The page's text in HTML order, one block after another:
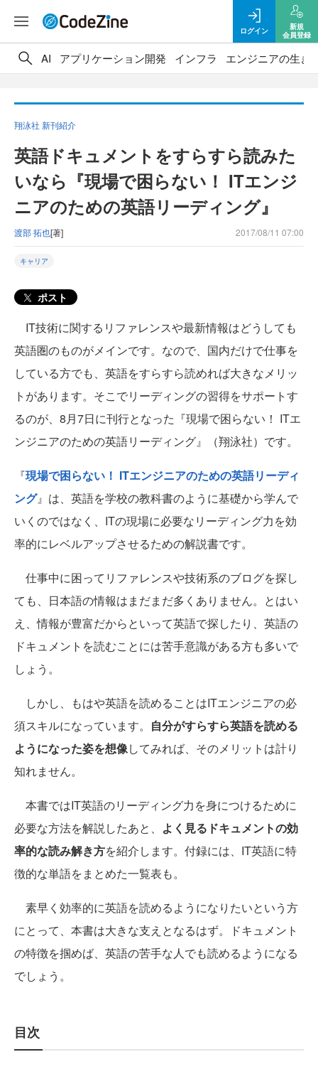
ログイン
新規
会員登録
AI アプリケーション開発 インフラ エンジニアの生き
翔泳社 新刊紹介
英語ドキュメントをすらすら読みた
いなら『現場で困らない！ ITエンジ
ニアのための英語リーディング』
渡部 拓也[著] 2017/08/11 07:00
キャリア
ポスト
IT技術に関するリファレンスや最新情報はどうしても
英語圏のものがメインです。なので、国内だけで仕事を
している方でも、英語をすらすら読めれば大きなメリッ
トがあります。そこでリーディングの習得をサポートす
るのが、8月7日に刊行となった『現場で困らない！ ITエ
ンジニアのための英語リーディング』（翔泳社）です。
『現場で困らない！ ITエンジニアのための英語リーディ
ング』は、英語を学校の教科書のように基礎から学んで
いくのではなく、ITの現場に必要なリーディング力を効
率的にレベルアップさせるための解説書です。
仕事中に困ってリファレンスや技術系のブログを探し
ても、日本語の情報はまだまだ多くありません。とはい
え、情報が豊富だからといって英語で探したり、英語の
ドキュメントを読むことには苦手意識がある方も多いで
しょう。
しかし、もはや英語を読めることはITエンジニアの必
須スキルになっています。 自分がすらすら英語を読める
ようになった姿を想像してみれば、そのメリットは計り
知れません。
本書ではIT英語のリーディング力を身につけるために
必要な方法を解説したあと、 よく見るドキュメントの効
率的な読み解き方を紹介します。付録には、IT英語に特
徴的な単語をまとめた一覧表も。
素早く効率的に英語を読めるようになりたいという方
にとって、本書は大きな支えとなるはず。ドキュメント
の特徴を掴めば、英語の苦手な人でも読めるようになる
でしょう。
目次